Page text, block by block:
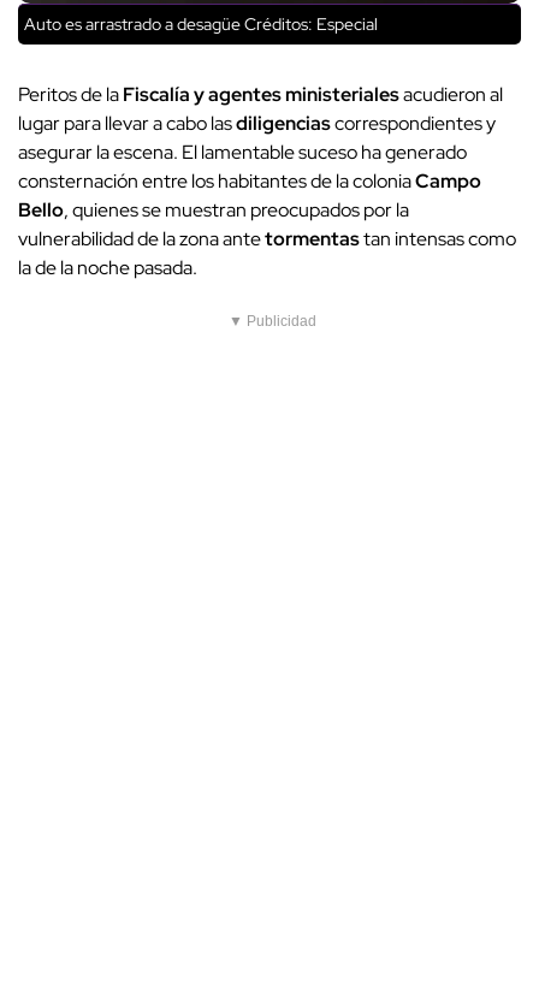
Auto es arrastrado a desagüeCréditos: Especial
Peritos de laFiscalíay agentes ministerialesacudieron al
lugar para llevar a cabo lasdiligenciascorrespondientes y
asegurar la escena. El lamentable suceso ha generado
consternación entre los habitantes de la coloniaCampo
Bello, quienes se muestran preocupados por la
vulnerabilidad de la zona antetormentastan intensas como
la de la noche pasada.
▼ Publicidad